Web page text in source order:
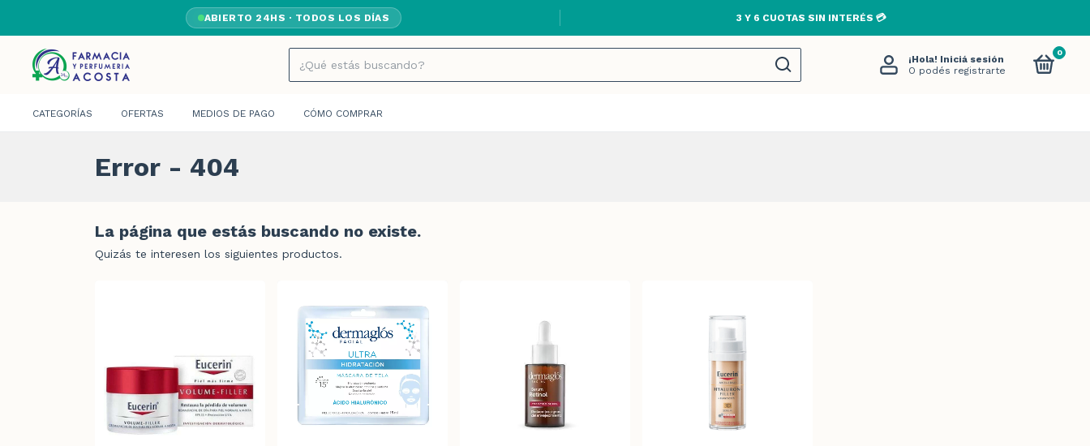
ABIERTO 24HS · TODOS LOS DÍAS 3 Y 6 CUOTAS SIN INTERÉS 💳
¡Hola! Iniciá sesión
O podés registrarte
0
CATEGORÍAS OFERTAS MEDIOS DE PAGO CÓMO COMPRAR
Error - 404
La página que estás buscando no existe.
Quizás te interesen los siguientes productos.